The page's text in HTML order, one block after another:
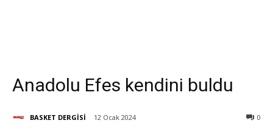
Anadolu Efes kendini buldu
BASKET DERGİSİ 12 Ocak 2024 0